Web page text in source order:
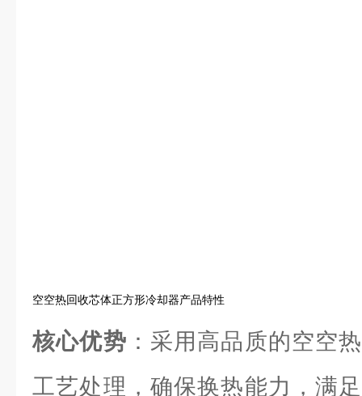
空空热回收芯体正方形冷却器产品特性
核心优势 ：采用高品质的空空
工艺处理，确保换热能力，满